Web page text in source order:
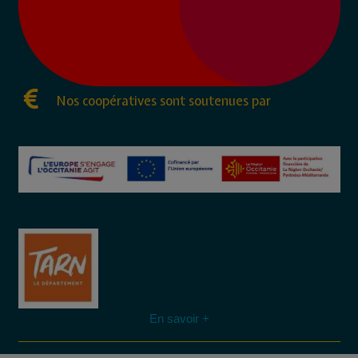
Nos coopératives sont soutenues par
En savoir +